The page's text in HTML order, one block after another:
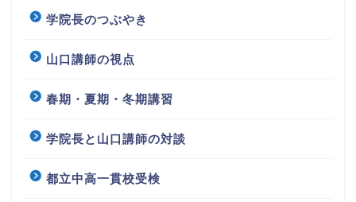
学院長のつぶやき
山口講師の視点
春期・夏期・冬期講習
学院長と山口講師の対談
都立中高一貫校受検